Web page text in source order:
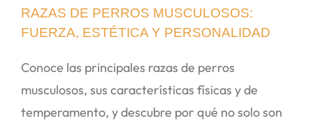
RAZAS DE PERROS MUSCULOSOS:
FUERZA, ESTÉTICA Y PERSONALIDAD
Conoce las principales razas de perros
musculosos, sus características físicas y de
temperamento, y descubre por qué no solo son